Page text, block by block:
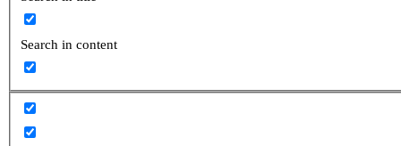
Search in content